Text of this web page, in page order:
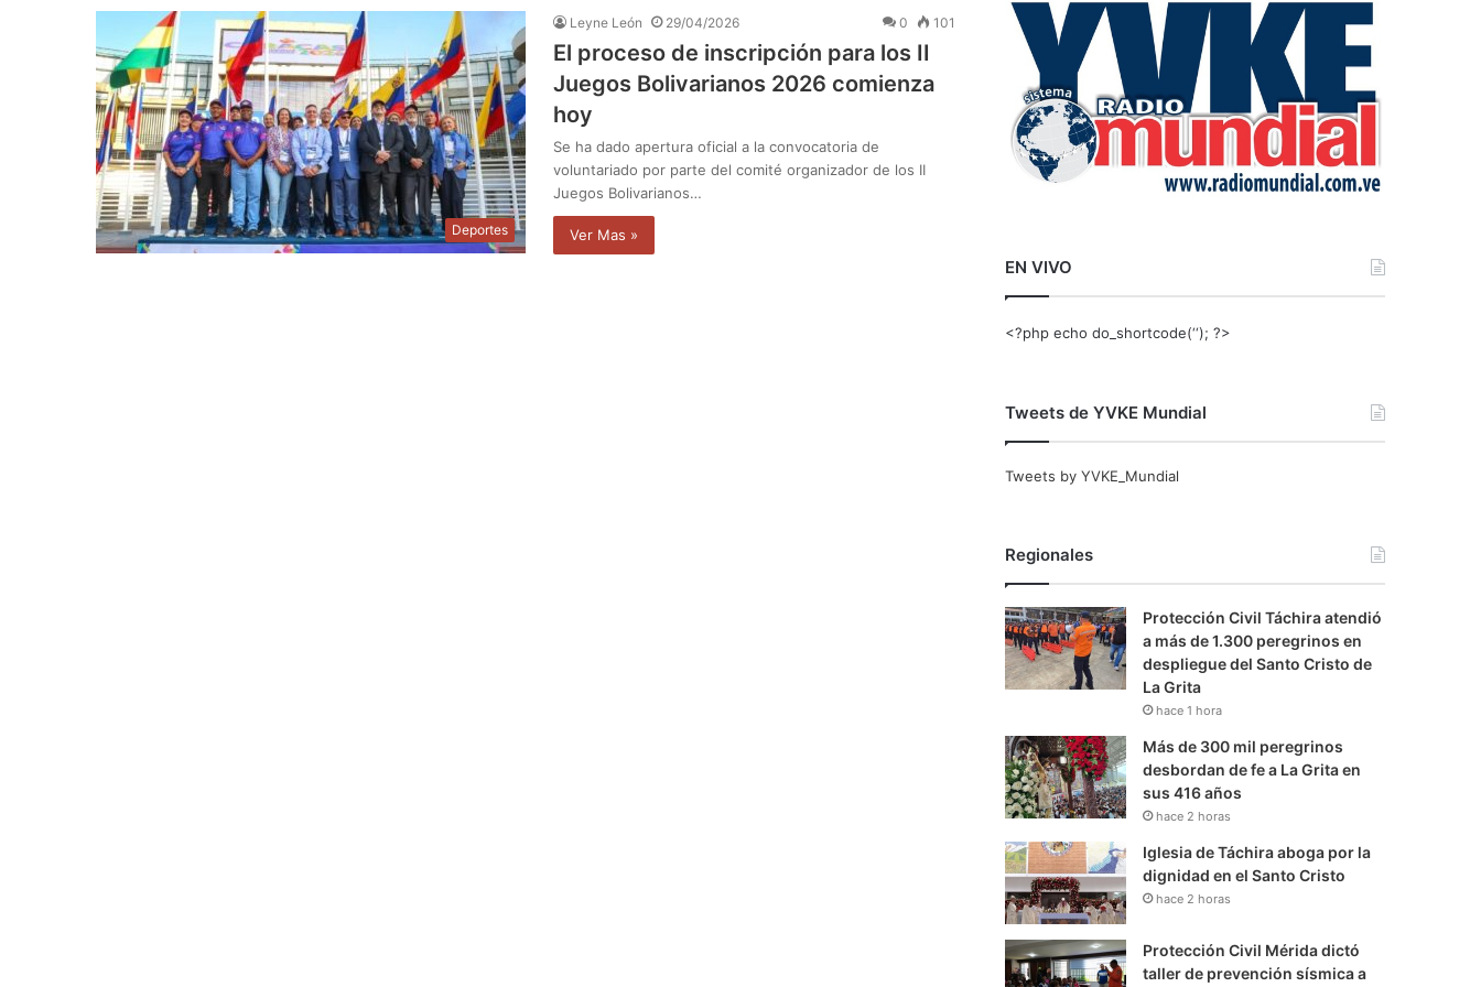
Deportes
Leyne León 29/04/2026 0 101
El proceso de inscripción para los II
Juegos Bolivarianos 2026 comienza
hoy
Se ha dado apertura oficial a la convocatoria de
voluntariado por parte del comité organizador de los II
Juegos Bolivarianos…
Ver Mas »
r
EN VIVO
<?php echo do_shortcode(‘‘); ?>
Tweets de YVKE Mundial
Tweets by YVKE_Mundial
Regionales
Protección Civil Táchira atendió
a más de 1.300 peregrinos en
despliegue del Santo Cristo de
La Grita
hace 1 hora
Más de 300 mil peregrinos
desbordan de fe a La Grita en
sus 416 años
hace 2 horas
Iglesia de Táchira aboga por la
dignidad en el Santo Cristo
hace 2 horas
Protección Civil Mérida dictó
taller de prevención sísmica a